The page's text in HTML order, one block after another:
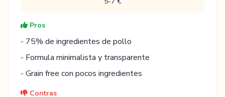
Pros
- 75% de ingredientes de pollo
- Formula minimalista y transparente
- Grain free con pocos ingredientes
Contras